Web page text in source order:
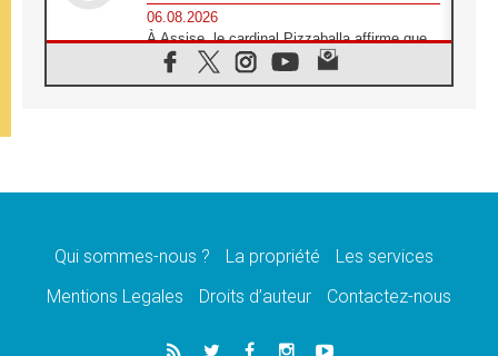
06.08.2026
À Assise, le cardinal Pizzaballa affirme que
«les chrétiens veulent la paix»
06.08.2026
message de paix et de dignité humaine»
«La visite du Pape en Uruguay renforcera
05.08.2026
Qui sommes-nous ? La propriété
Les services
Mentions Legales
Droits d’auteur Contactez-nous